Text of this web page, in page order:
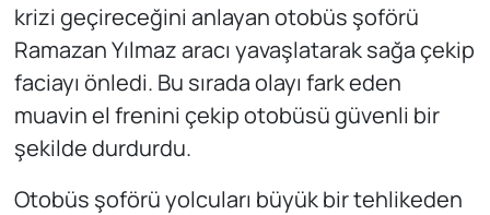
krizi geçireceğini anlayan otobüs şoförü
Ramazan Yılmaz aracı yavaşlatarak sağa çekip
faciayı önledi. Bu sırada olayı fark eden
muavin el frenini çekip otobüsü güvenli bir
şekilde durdurdu.
Otobüs şoförü yolcuları büyük bir tehlikeden